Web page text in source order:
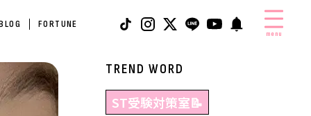
FORTUNE
menu
TREND WORD
ST受験対策室📝